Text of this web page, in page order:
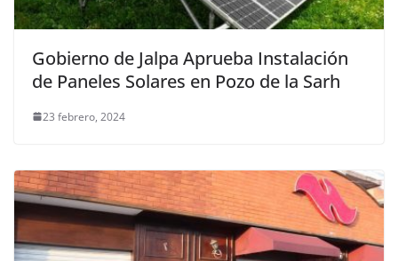
Gobierno de Jalpa Aprueba Instalación
de Paneles Solares en Pozo de la Sarh
23 febrero, 2024